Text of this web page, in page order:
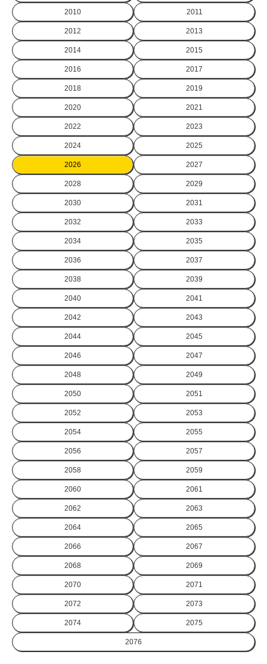
2010 2011
2012 2013
2014 2015
2016 2017
2018 2019
2020 2021
2022 2023
2024 2025
2026 2027
2028 2029
2030 2031
2032 2033
2034 2035
2036 2037
2038 2039
2040 2041
2042 2043
2044 2045
2046 2047
2048 2049
2050 2051
2052 2053
2054 2055
2056 2057
2058 2059
2060 2061
2062 2063
2064 2065
2066 2067
2068 2069
2070 2071
2072 2073
2074 2075
2076